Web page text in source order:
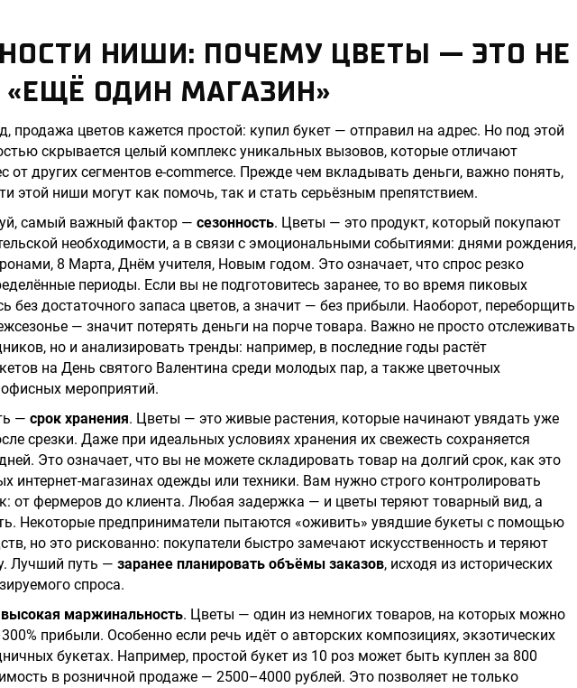
НИШИ: ПОЧЕМУ ЦВЕТЫ — ЭТО НЕ
«ЕЩЁ ОДИН МАГАЗИН»
продажа цветов кажется простой: купил букет — отправил на адрес. Но под этой
скрывается целый комплекс уникальных вызовов, которые отличают
от других сегментов e-commerce. Прежде чем вкладывать деньги, важно понять,
этой ниши могут как помочь, так и стать серьёзным препятствием.
самый важный фактор — сезонность. Цветы — это продукт, который покупают
необходимости, а в связи с эмоциональными событиями: днями рождения,
8 Марта, Днём учителя, Новым годом. Это означает, что спрос резко
периоды. Если вы не подготовитесь заранее, то во время пиковых
без достаточного запаса цветов, а значит — без прибыли. Наоборот, переборщить
— значит потерять деньги на порче товара. Важно не просто отслеживать
но и анализировать тренды: например, в последние годы растёт
на День святого Валентина среди молодых пар, а также цветочных
мероприятий.
— срок хранения. Цветы — это живые растения, которые начинают увядать уже
срезки. Даже при идеальных условиях хранения их свежесть сохраняется
Это означает, что вы не можете складировать товар на долгий срок, как это
интернет-магазинах одежды или техники. Вам нужно строго контролировать
от фермеров до клиента. Любая задержка — и цветы теряют товарный вид, а
Некоторые предприниматели пытаются «оживить» увядшие букеты с помощью
но это рискованно: покупатели быстро замечают искусственность и теряют
Лучший путь — заранее планировать объёмы заказов, исходя из исторических
спроса.
высокая маржинальность. Цветы — один из немногих товаров, на которых можно
прибыли. Особенно если речь идёт о авторских композициях, экзотических
букетах. Например, простой букет из 10 роз может быть куплен за 800
в розничной продаже — 2500–4000 рублей. Это позволяет не только